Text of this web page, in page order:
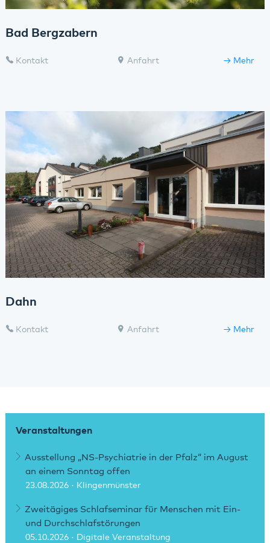
Bad Bergzabern
Kontakt Anfahrt Mehr
Dahn
Kontakt Anfahrt Mehr
Veranstaltungen
Ausstellung „NS-Psychiatrie in der Pfalz“ im August
an einem Sonntag offen
23.08.2026 · Klingenmünster
Zweitägiges Schlafseminar für Menschen mit Ein-
und Durchschlafstörungen
05.10.2026 · Digitale Veranstaltung